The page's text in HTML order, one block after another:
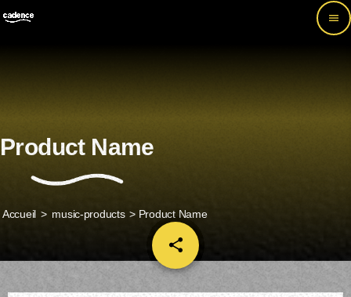
menu
Product Name
Accueil > music-products > Product Name
share
email